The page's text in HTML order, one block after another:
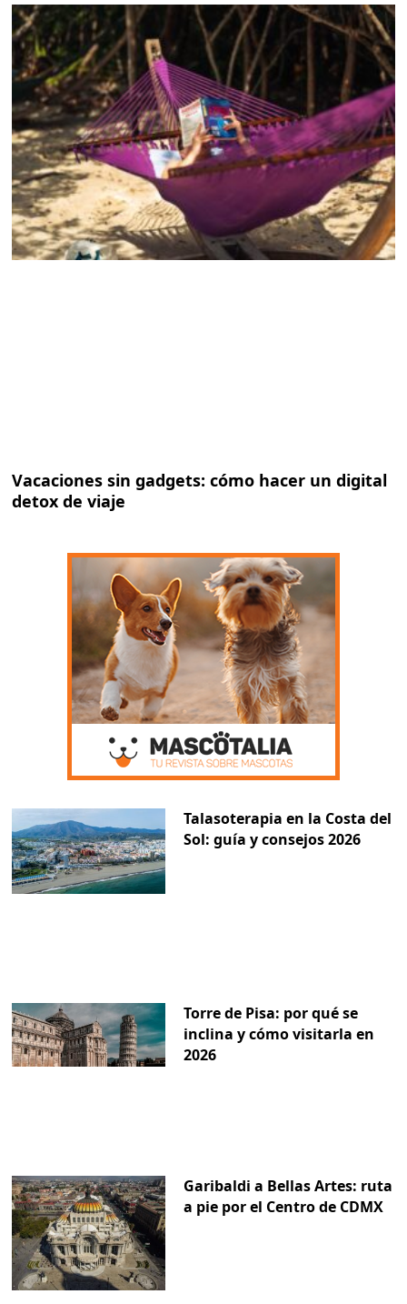
Vacaciones sin gadgets: cómo hacer un digital
detox de viaje
Talasoterapia en la Costa del
Sol: guía y consejos 2026
Torre de Pisa: por qué se
inclina y cómo visitarla en
2026
Garibaldi a Bellas Artes: ruta
a pie por el Centro de CDMX